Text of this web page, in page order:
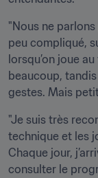
"Nous ne parlons
peu compliqué,
lorsqu’on joue
beaucoup,
gestes. Mais
"Je suis très
technique et les
Chaque jour,
consulter le